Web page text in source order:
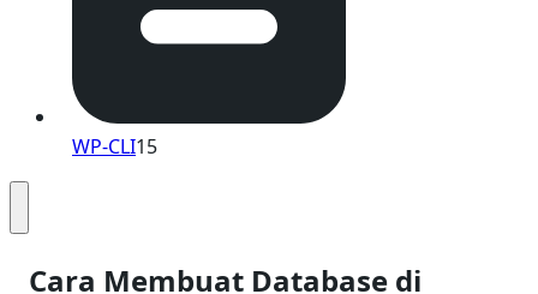
WP-CLI15
Cara Membuat Database di